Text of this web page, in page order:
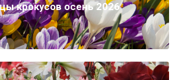
крокусов осень 2026